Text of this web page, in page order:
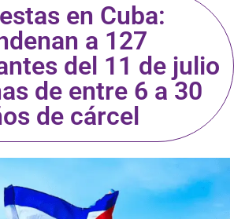
en Cuba:
a 127
del 11 de julio
de entre 6 a 30
de cárcel